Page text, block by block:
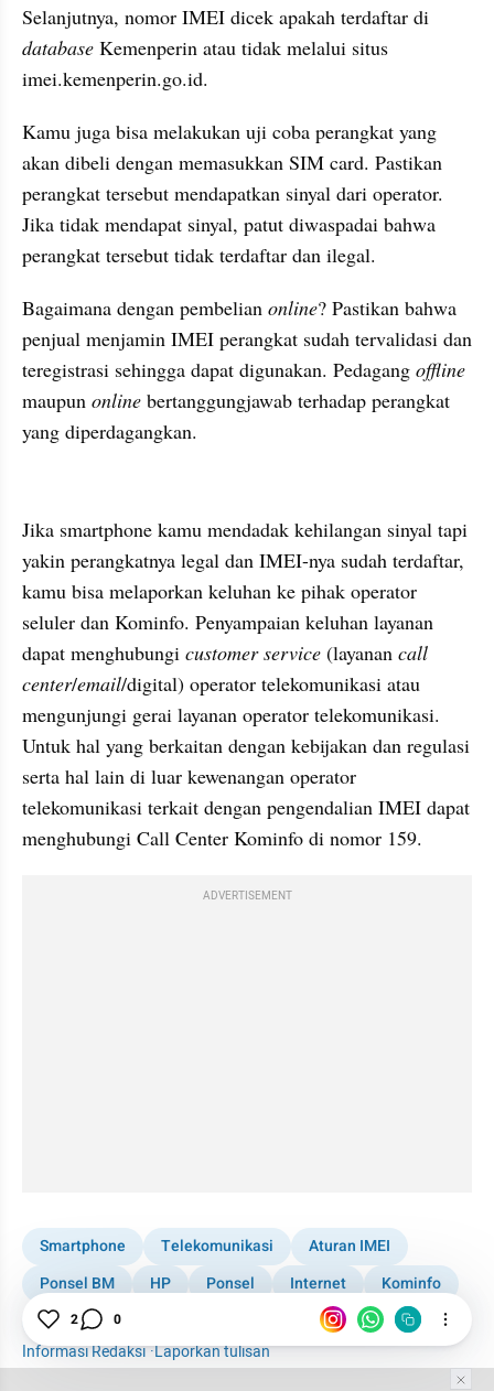
database Kemenperin atau tidak melalui situs
imei.kemenperin.go.id.
Kamu juga bisa melakukan uji coba perangkat yang
akan dibeli dengan memasukkan SIM card. Pastikan
perangkat tersebut mendapatkan sinyal dari operator.
Jika tidak mendapat sinyal, patut diwaspadai bahwa
perangkat tersebut tidak terdaftar dan ilegal.
Bagaimana dengan pembelian online? Pastikan bahwa
penjual menjamin IMEI perangkat sudah tervalidasi dan
teregistrasi sehingga dapat digunakan. Pedagang offline
maupun online bertanggungjawab terhadap perangkat
yang diperdagangkan.
Jika smartphone kamu mendadak kehilangan sinyal tapi
yakin perangkatnya legal dan IMEI-nya sudah terdaftar,
kamu bisa melaporkan keluhan ke pihak operator
seluler dan Kominfo. Penyampaian keluhan layanan
dapat menghubungi customer service (layanan call
center/email/digital) operator telekomunikasi atau
mengunjungi gerai layanan operator telekomunikasi.
Untuk hal yang berkaitan dengan kebijakan dan regulasi
serta hal lain di luar kewenangan operator
telekomunikasi terkait dengan pengendalian IMEI dapat
menghubungi Call Center Kominfo di nomor 159.
ADVERTISEMENT
Smartphone Telekomunikasi
Aturan IMEI
Ponsel BM
HP Ponsel Internet
Kominfo
IMEI
Informasi Redaksi·Laporkan tulisan
2 0